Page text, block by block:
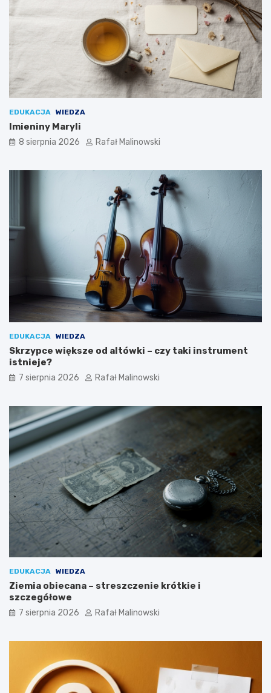
EDUKACJA WIEDZA
Imieniny Maryli
8 sierpnia 2026 Rafał Malinowski
EDUKACJA WIEDZA
Skrzypce większe od altówki – czy taki instrument
istnieje?
7 sierpnia 2026 Rafał Malinowski
EDUKACJA WIEDZA
Ziemia obiecana – streszczenie krótkie i
szczegółowe
7 sierpnia 2026 Rafał Malinowski